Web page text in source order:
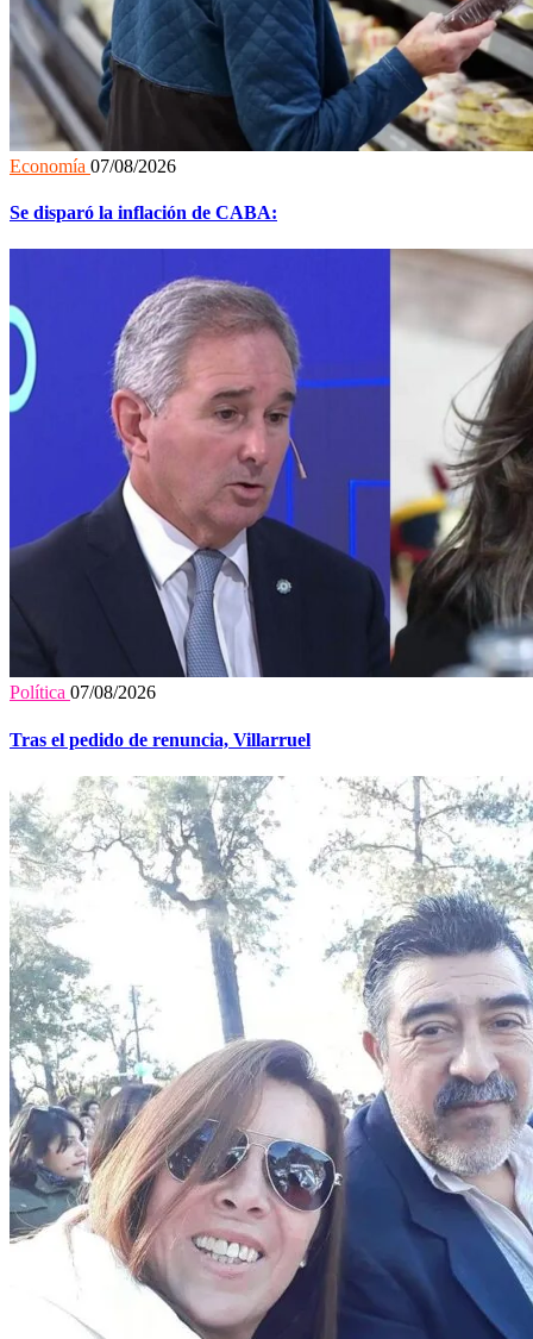
Economía 07/08/2026
Se disparó la inflación de CABA:
Política 07/08/2026
Tras el pedido de renuncia, Villarruel